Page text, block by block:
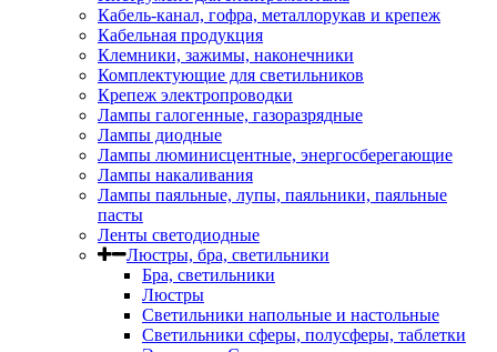
Кабель-канал, гофра, металлорукав и крепеж
Кабельная продукция
Клемники, зажимы, наконечники
Комплектующие для светильников
Крепеж электропроводки
Лампы галогенные, газоразрядные
Лампы диодные
Лампы люминисцентные, энергосберегающие
Лампы накаливания
Лампы паяльные, лупы, паяльники, паяльные
пасты
Ленты светодиодные
Люстры, бра, светильники
Бра, светильники
Люстры
Светильники напольные и настольные
Светильники сферы, полусферы, таблетки